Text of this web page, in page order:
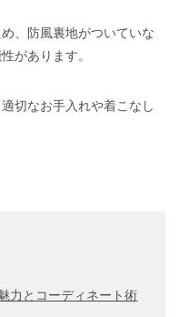
、防風裏地がついていな
があります。
切なお手入れや着こなし
力とコーディネート術